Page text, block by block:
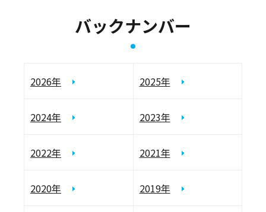
バックナンバー
2026年 2025年
2024年 2023年
2022年 2021年
2020年 2019年